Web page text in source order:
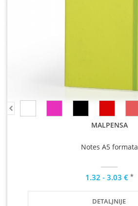
MALPENSA
Notes A5 formata
1.32 - 3.03 € *
DETALJNIJE